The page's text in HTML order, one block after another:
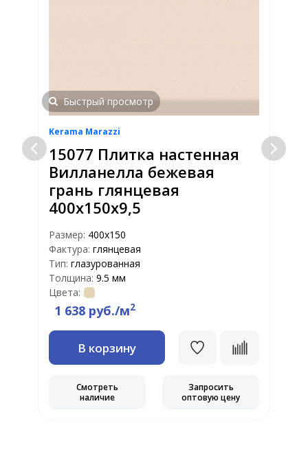
Быстрый просмотр
Kerama Marazzi
15077 Плитка настенная
Вилланелла бежевая
грань глянцевая
400х150х9,5
Размер: 400х150
Фактура: глянцевая
Тип: глазурованная
Толщина: 9.5 мм
Цвета:
1 638 руб./м2
В корзину
Смотреть
наличие
Запросить
оптовую цену